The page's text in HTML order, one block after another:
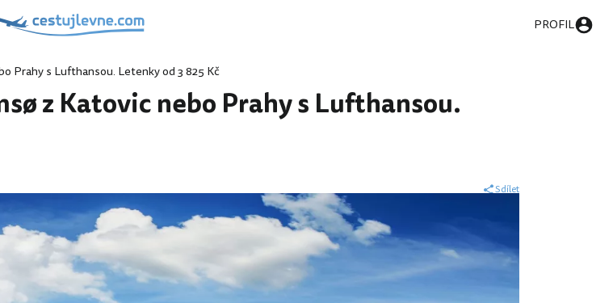
PROFIL
Prahy s Lufthansou. Letenky od 3 825 Kč
z Katovic nebo Prahy s Lufthansou.
Sdílet